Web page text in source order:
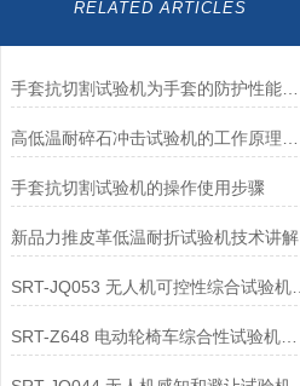
RELATED ARTICLES
手套抗切割试验机为手套的防护性能提供了客观数据
手套抗切割试验机的操作使用步骤
新品力推皮革低温耐折试验机技术讲解
SRT-JQ053 无人机可控性综合试验机的应用领域介绍
SRT-Z648 电动轮椅车综合性试验机可以用在哪些方面